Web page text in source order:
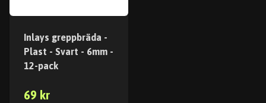
Inlays greppbräda -
Plast - Svart - 6mm -
12-pack
69 kr